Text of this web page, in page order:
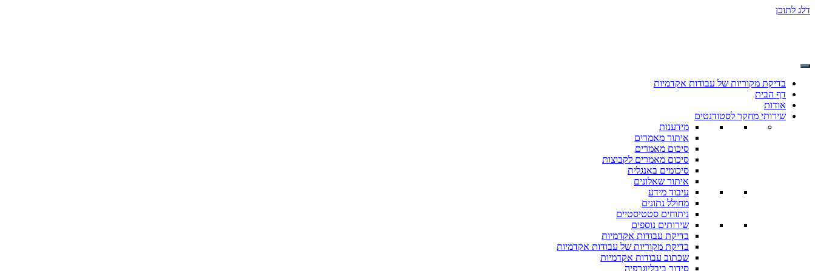
דלג לתוכן
בדיקת מקוריות של עבודות אקדמיות
דף הבית
אודות
שירותי מחקר לסטודנטים
מידענות
איתור מאמרים
סיכום מאמרים
סיכום מאמרים לקבוצות
סיכומים באנגלית
איתור שאלונים
עיבוד מידע
מחולל נתונים
ניתוחים סטטיסטיים
שירותים נוספים
בדיקת עבודות אקדמיות
בדיקת מקוריות של עבודות אקדמיות
שכתוב עבודות אקדמיות
סידור ביבליוגרפיה